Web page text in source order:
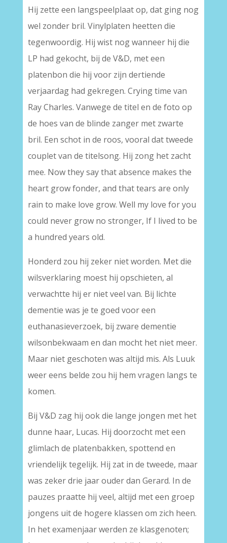
Hij zette een langspeelplaat op, dat ging nog
wel zonder bril. Vinylplaten heetten die
tegenwoordig. Hij wist nog wanneer hij die
LP had gekocht, bij de V&D, met een
platenbon die hij voor zijn dertiende
verjaardag had gekregen. Crying time van
Ray Charles. Vanwege de titel en de foto op
de hoes van de blinde zanger met zwarte
bril. Een schot in de roos, vooral dat tweede
couplet van de titelsong. Hij zong het zacht
mee. Now they say that absence makes the
heart grow fonder, and that tears are only
rain to make love grow. Well my love for you
could never grow no stronger, If I lived to be
a hundred years old.
Honderd zou hij zeker niet worden. Met die
wilsverklaring moest hij opschieten, al
verwachtte hij er niet veel van. Bij lichte
dementie was je te goed voor een
euthanasieverzoek, bij zware dementie
wilsonbekwaam en dan mocht het niet meer.
Maar niet geschoten was altijd mis. Als Luuk
weer eens belde zou hij hem vragen langs te
komen.
Bij V&D zag hij ook die lange jongen met het
dunne haar, Lucas. Hij doorzocht met een
glimlach de platenbakken, spottend en
vriendelijk tegelijk. Hij zat in de tweede, maar
was zeker drie jaar ouder dan Gerard. In de
pauzes praatte hij veel, altijd met een groep
jongens uit de hogere klassen om zich heen.
In het examenjaar werden ze klasgenoten;